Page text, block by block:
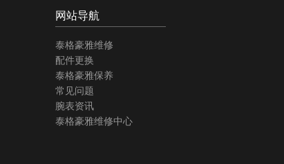
网站导航
泰格豪雅维修
配件更换
泰格豪雅保养
常见问题
腕表资讯
泰格豪雅维修中心